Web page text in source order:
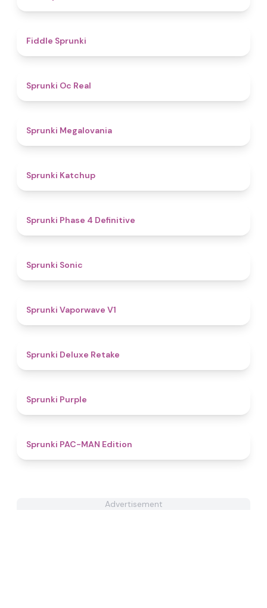
Fiddle Sprunki
Sprunki Oc Real
Sprunki Megalovania
Sprunki Katchup
Sprunki Phase 4 Definitive
Sprunki Sonic
Sprunki Vaporwave V1
Sprunki Deluxe Retake
Sprunki Purple
Sprunki PAC-MAN Edition
Advertisement